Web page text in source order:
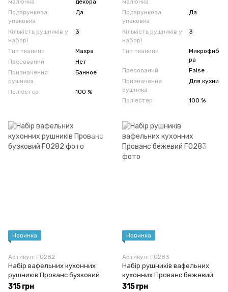
малюнка
декора
Подарункова
упаковка
Да
Кількість рушників у
наборі
3
Тип тканини
Махра
Пресований
Нет
Призначення
рушника
Банное
Поліестер 100 %
малюнка
Подарункова
упаковка
Да
Кількість рушників у
наборі
3
Тип тканини
Микрофиб
ра
Пресований
False
Призначення
рушника
Для кухни
Поліестер 100 %
Новинка
Артикул: F0282
Набір вафельних кухонних
рушників Прованс бузковий
315 грн
Новинка
Артикул: F0283
Набір рушників вафельних
кухонних Прованс бежевий
315 грн